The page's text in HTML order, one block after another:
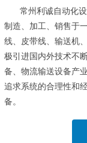
常州利诚自动化
制造、加工、销售于
线、皮带线、输送机
极引进国内外技术不
备、物流输送设备产
追求系统的合理性和
备。